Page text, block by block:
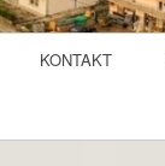
KONTAKT